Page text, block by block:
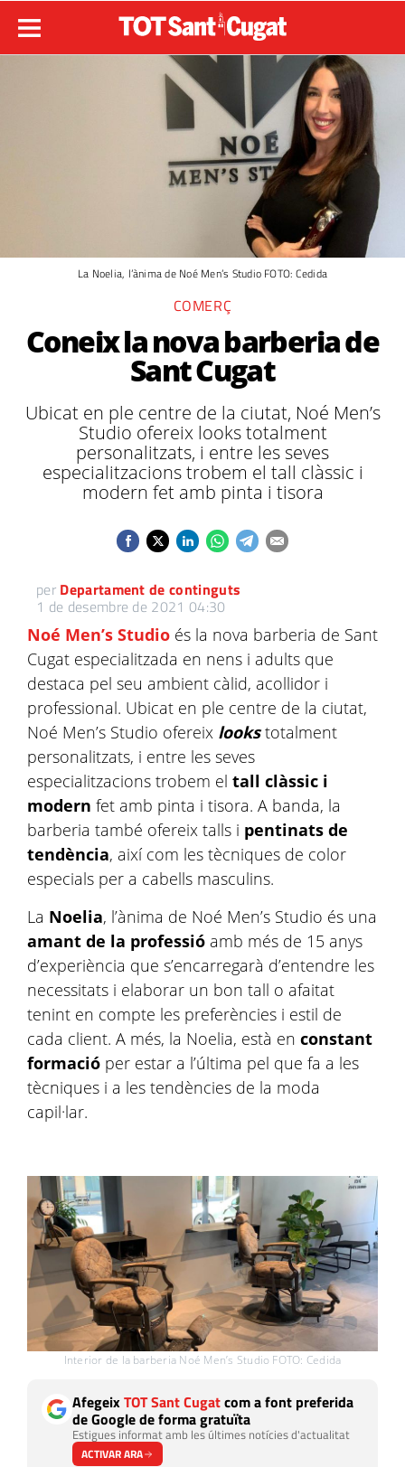
La Noelia, l’ànima de Noé Men’s Studio FOTO: Cedida
COMERÇ
Coneix la nova barberia de
Sant Cugat
Ubicat en ple centre de la ciutat, Noé Men’s
Studio ofereix looks totalment
personalitzats, i entre les seves
especialitzacions trobem el tall clàssic i
modern fet amb pinta i tisora
per Departament de continguts
1 de desembre de 2021 04:30
Noé Men’s Studio és la nova barberia de Sant
Cugat especialitzada en nens i adults que
destaca pel seu ambient càlid, acollidor i
professional. Ubicat en ple centre de la ciutat,
Noé Men’s Studio ofereix lookstotalment
personalitzats, i entre les seves
especialitzacions trobem el tall clàssic i
modern fet amb pinta i tisora. A banda, la
barberia també ofereix talls i pentinats de
tendència, així com les tècniques de color
especials per a cabells masculins.
La Noelia, l’ànima de Noé Men’s Studio és una
amant de la professió amb més de 15 anys
d’experiència que s’encarregarà d’entendre les
necessitats i elaborar un bon tall o afaitat
tenint en compte les preferències i estil de
cada client. A més, la Noelia, està en constant
formació per estar a l’última pel que fa a les
tècniques i a les tendències de la moda
capil·lar.
Interior de la barberia Noé Men’s Studio FOTO: Cedida
AfegeixTOT Sant Cugatcom a font preferida
de Google de forma gratuïta
Estigues informat amb les últimes notícies d'actualitat
ACTIVAR ARA